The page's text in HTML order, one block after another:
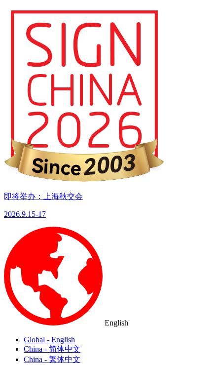
即将举办：上海秋交会
2026.9.15-17
English
Global - English
China - 简体中文
China - 繁体中文